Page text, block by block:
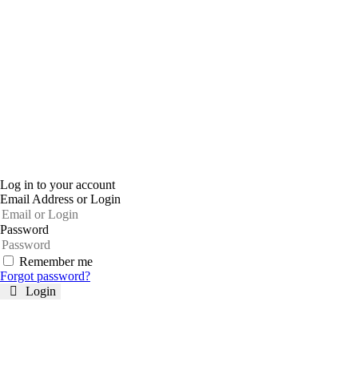
Log in to your account
Email Address or Login
Password
Remember me
Forgot password?
Login